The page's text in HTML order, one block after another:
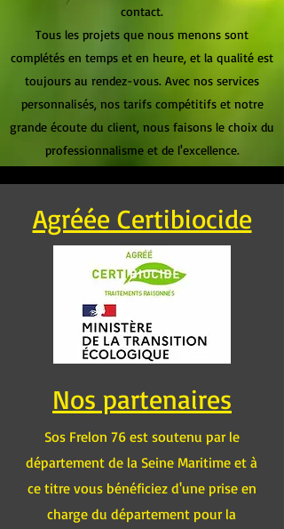
contact.
Tous les projets que nous menons sont
complétés en temps et en heure, et la qualité est
toujours au rendez-vous. Avec nos services
personnalisés, nos tarifs compétitifs et notre
grande écoute du client, nous faisons le choix du
professionnalisme et de l'excellence.
Agréée Certibiocide
Nos partenaires
Sos Frelon 76 est soutenu par le
département de la Seine Maritime et à
ce titre vous bénéficiez d'une prise en
charge du département pour la